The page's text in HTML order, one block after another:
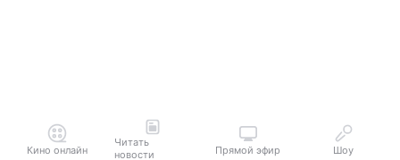
Кино онлайн
Читать
новости
Прямой эфир Шоу